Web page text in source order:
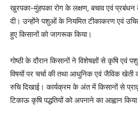
खुरपका-मुंहपका रोग के लक्षण, बचाव एवं
दी। उन्होंने पशुओं के नियमित टीकाकरण एवं
हुए किसानों को जागरूक किया।
गोष्ठी के दौरान किसानों ने विशेषज्ञों से कृषि एवं
विषयों पर चर्चा की तथा आधुनिक एवं जैविक
रुचि दिखाई। कार्यक्रम के अंत में किसानों से
टिकाऊ कृषि पद्धतियों को अपनाने का आह्वान